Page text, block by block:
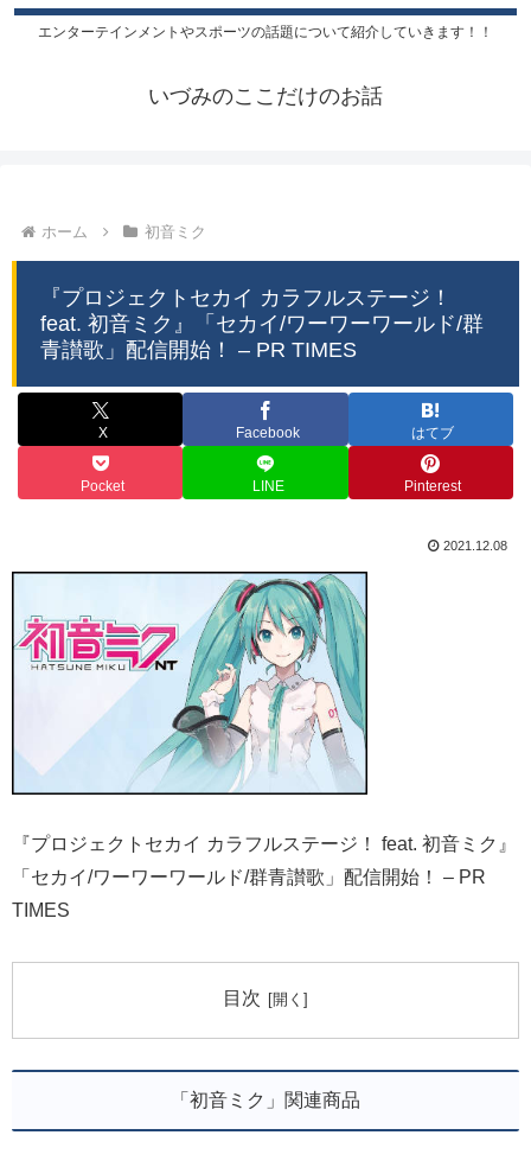
エンターテインメントやスポーツの話題について紹介していきます！！
いづみのここだけのお話
ホーム 初音ミク
『プロジェクトセカイ カラフルステージ！
feat. 初音ミク』「セカイ/ワーワーワールド/群
青讃歌」配信開始！ – PR TIMES
X Facebook はてブ
Pocket LINE Pinterest
2021.12.08
『プロジェクトセカイ カラフルステージ！ feat. 初音ミク』
「セカイ/ワーワーワールド/群青讃歌」配信開始！ – PR
TIMES
目次
「初音ミク」関連商品